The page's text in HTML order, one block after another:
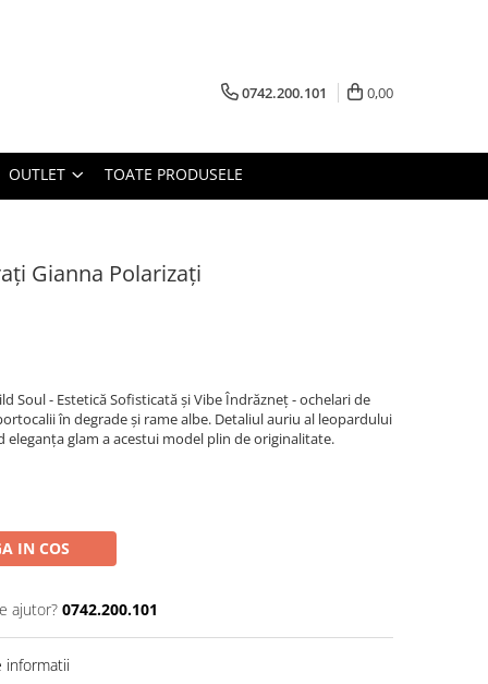
0742.200.101 0,00
OUTLET TOATE PRODUSELE
Gianna Polarizați
Soul - Estetică Sofisticată și Vibe Îndrăzneț - ochelari de
în degrade și rame albe. Detaliul auriu al leopardului
eleganța glam a acestui model plin de originalitate.
IN COS
ajutor? 0742.200.101
informatii